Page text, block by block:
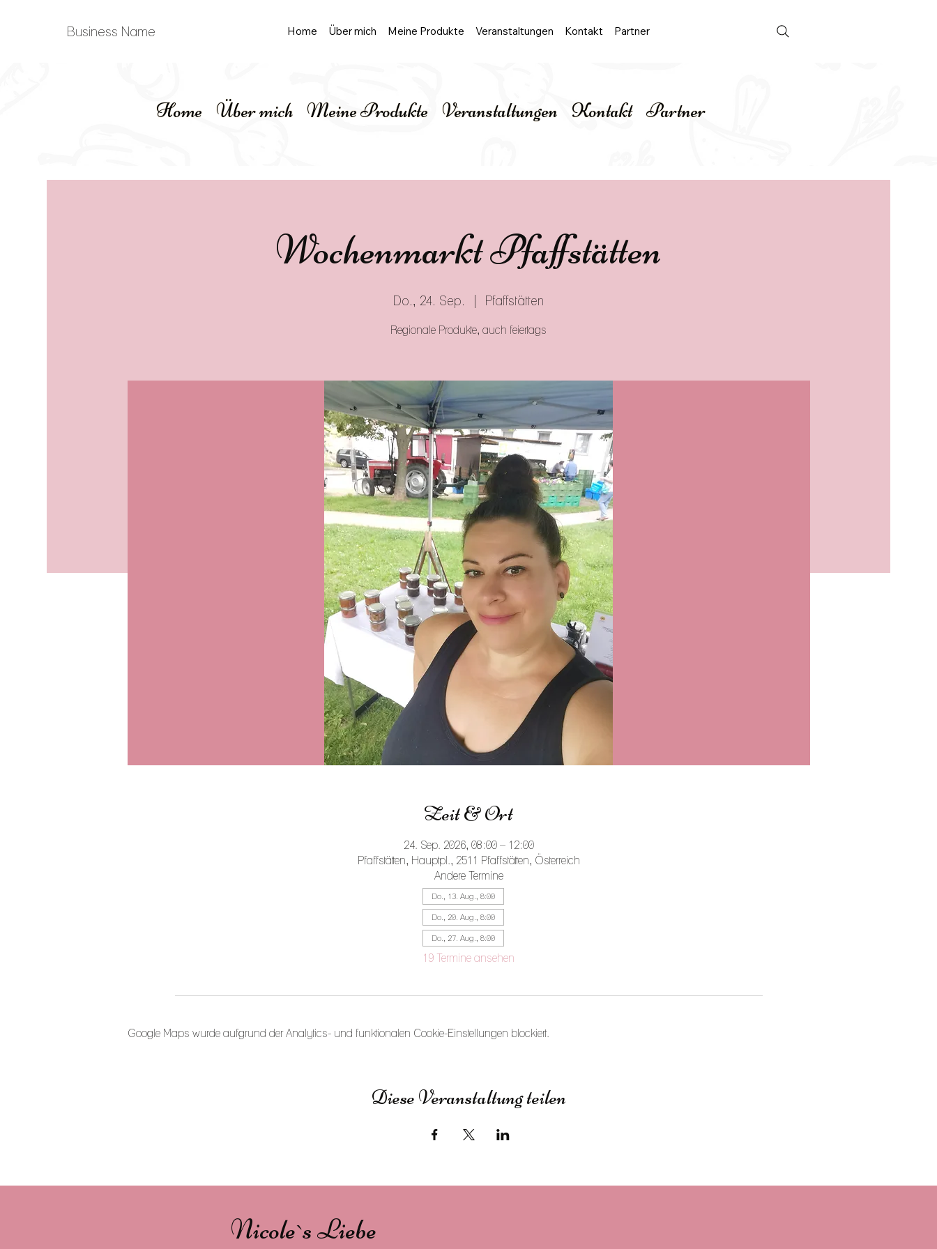
Business Name Home Über mich Meine Produkte Veranstaltungen Kontakt Partner
Home Über mich Meine Produkte Veranstaltungen Kontakt Partner
Wochenmarkt Pfaffstätten
Do., 24. Sep. Pfaffstätten
Regionale Produkte, auch feiertags
Zeit & Ort
24. Sep. 2026, 08:00 – 12:00
Pfaffstätten, Hauptpl., 2511 Pfaffstätten, Österreich
Andere Termine
Do., 13. Aug., 8:00
Do., 20. Aug., 8:00
Do., 27. Aug., 8:00
19 Termine ansehen
Google Maps wurde aufgrund der Analytics- und funktionalen Cookie-Einstellungen blockiert.
Diese Veranstaltung teilen
Nicole`s Liebe